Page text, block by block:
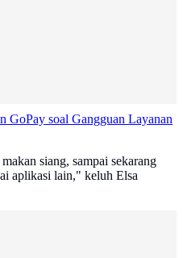
GoPay soal Gangguan Layanan
siang, sampai sekarang
aplikasi lain," keluh Elsa